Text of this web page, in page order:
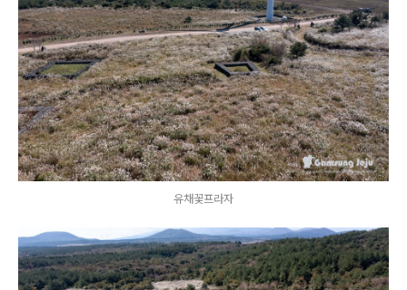
유채꽃프라자